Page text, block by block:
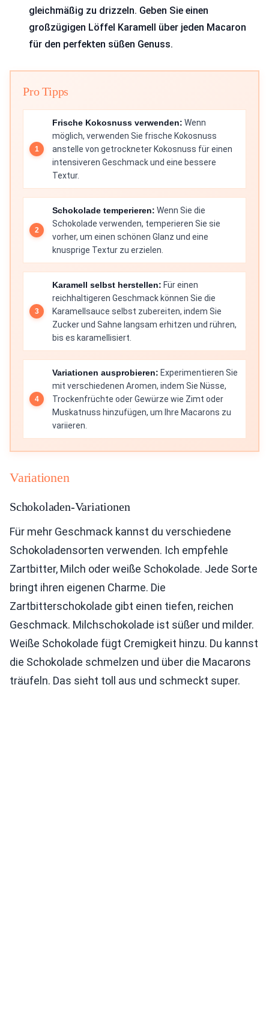
gleichmäßig zu drizzeln. Geben Sie einen
großzügigen Löffel Karamell über jeden Macaron
für den perfekten süßen Genuss.
Pro Tipps
Frische Kokosnuss verwenden: Wenn
möglich, verwenden Sie frische Kokosnuss
anstelle von getrockneter Kokosnuss für einen
intensiveren Geschmack und eine bessere
Textur.
Schokolade temperieren: Wenn Sie die
Schokolade verwenden, temperieren Sie sie
vorher, um einen schönen Glanz und eine
knusprige Textur zu erzielen.
Karamell selbst herstellen: Für einen
reichhaltigeren Geschmack können Sie die
Karamellsauce selbst zubereiten, indem Sie
Zucker und Sahne langsam erhitzen und rühren,
bis es karamellisiert.
Variationen ausprobieren: Experimentieren Sie
mit verschiedenen Aromen, indem Sie Nüsse,
Trockenfrüchte oder Gewürze wie Zimt oder
Muskatnuss hinzufügen, um Ihre Macarons zu
variieren.
Variationen
Schokoladen-Variationen
Für mehr Geschmack kannst du verschiedene
Schokoladensorten verwenden. Ich empfehle
Zartbitter, Milch oder weiße Schokolade. Jede Sorte
bringt ihren eigenen Charme. Die
Zartbitterschokolade gibt einen tiefen, reichen
Geschmack. Milchschokolade ist süßer und milder.
Weiße Schokolade fügt Cremigkeit hinzu. Du kannst
die Schokolade schmelzen und über die Macarons
träufeln. Das sieht toll aus und schmeckt super.